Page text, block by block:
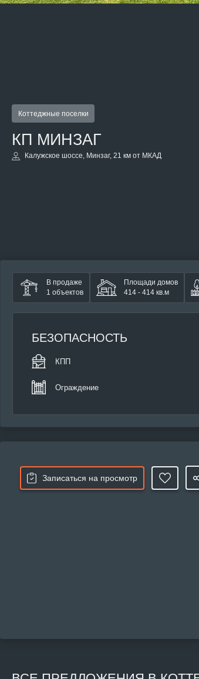
Коттеджные поселки
КП МИНЗАГ
Калужское шоссе, Минзаг, 21 км от МКАД
В продаже
1 объектов
Площади домов
414 - 414 кв.м
БЕЗОПАСНОСТЬ
КПП
Ограждение
Записаться на просмотр